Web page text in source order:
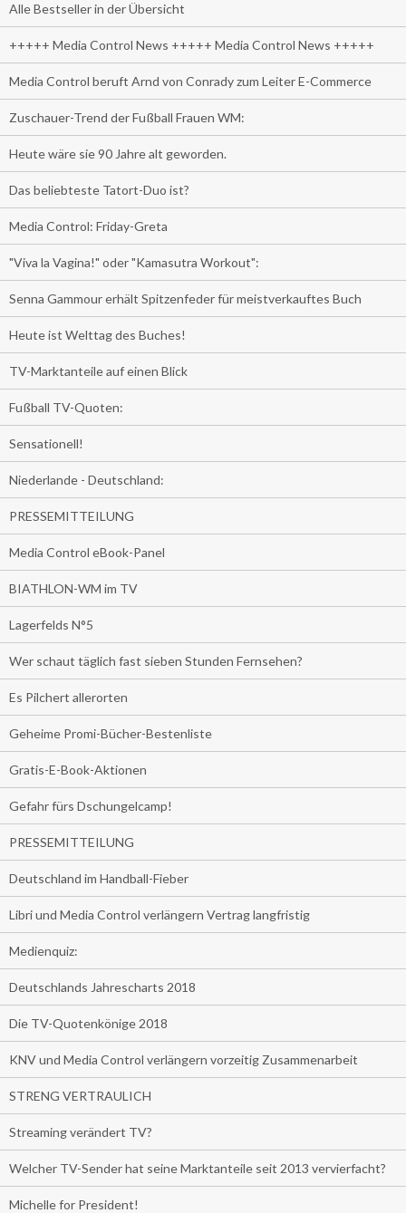
Alle Bestseller in der Übersicht
+++++ Media Control News +++++ Media Control News +++++
Media Control beruft Arnd von Conrady zum Leiter E-Commerce
Zuschauer-Trend der Fußball Frauen WM:
Heute wäre sie 90 Jahre alt geworden.
Das beliebteste Tatort-Duo ist?
Media Control: Friday-Greta
"Viva la Vagina!" oder "Kamasutra Workout":
Senna Gammour erhält Spitzenfeder für meistverkauftes Buch
Heute ist Welttag des Buches!
TV-Marktanteile auf einen Blick
Fußball TV-Quoten:
Sensationell!
Niederlande - Deutschland:
PRESSEMITTEILUNG
Media Control eBook-Panel
BIATHLON-WM im TV
Lagerfelds N°5
Wer schaut täglich fast sieben Stunden Fernsehen?
Es Pilchert allerorten
Geheime Promi-Bücher-Bestenliste
Gratis-E-Book-Aktionen
Gefahr fürs Dschungelcamp!
PRESSEMITTEILUNG
Deutschland im Handball-Fieber
Libri und Media Control verlängern Vertrag langfristig
Medienquiz:
Deutschlands Jahrescharts 2018
Die TV-Quotenkönige 2018
KNV und Media Control verlängern vorzeitig Zusammenarbeit
STRENG VERTRAULICH
Streaming verändert TV?
Welcher TV-Sender hat seine Marktanteile seit 2013 vervierfacht?
Michelle for President!